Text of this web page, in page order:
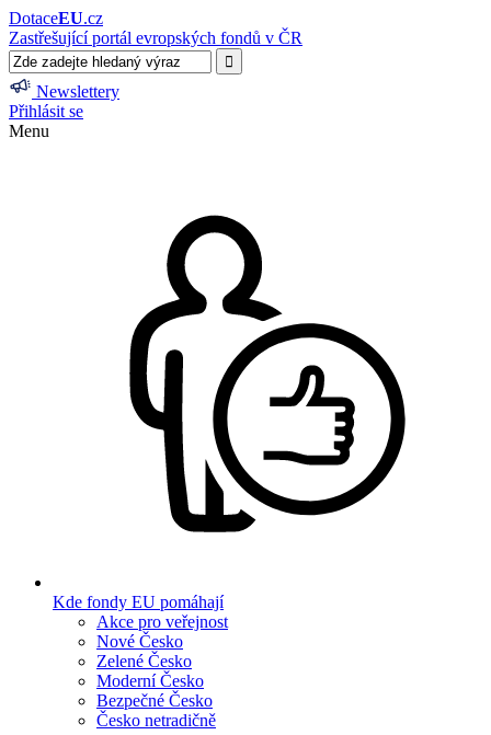
DotaceEU.cz
Zastřešující portál evropských fondů v ČR
Newslettery
Přihlásit se
Menu
Kde fondy EU pomáhají
Akce pro veřejnost
Nové Česko
Zelené Česko
Moderní Česko
Bezpečné Česko
Česko netradičně